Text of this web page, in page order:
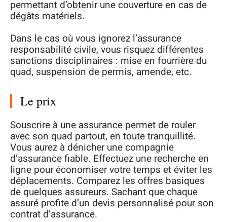
permettant d’obtenir une couverture en cas de
dégâts matériels.
Dans le cas où vous ignorez l’assurance
responsabilité civile, vous risquez différentes
sanctions disciplinaires : mise en fourrière du
quad, suspension de permis, amende, etc.
Le prix
Souscrire à une assurance permet de rouler
avec son quad partout, en toute tranquillité.
Vous aurez à dénicher une compagnie
d’assurance fiable. Effectuez une recherche en
ligne pour économiser votre temps et éviter les
déplacements. Comparez les offres basiques
de quelques assureurs. Sachant que chaque
assuré profite d’un devis personnalisé pour son
contrat d’assurance.